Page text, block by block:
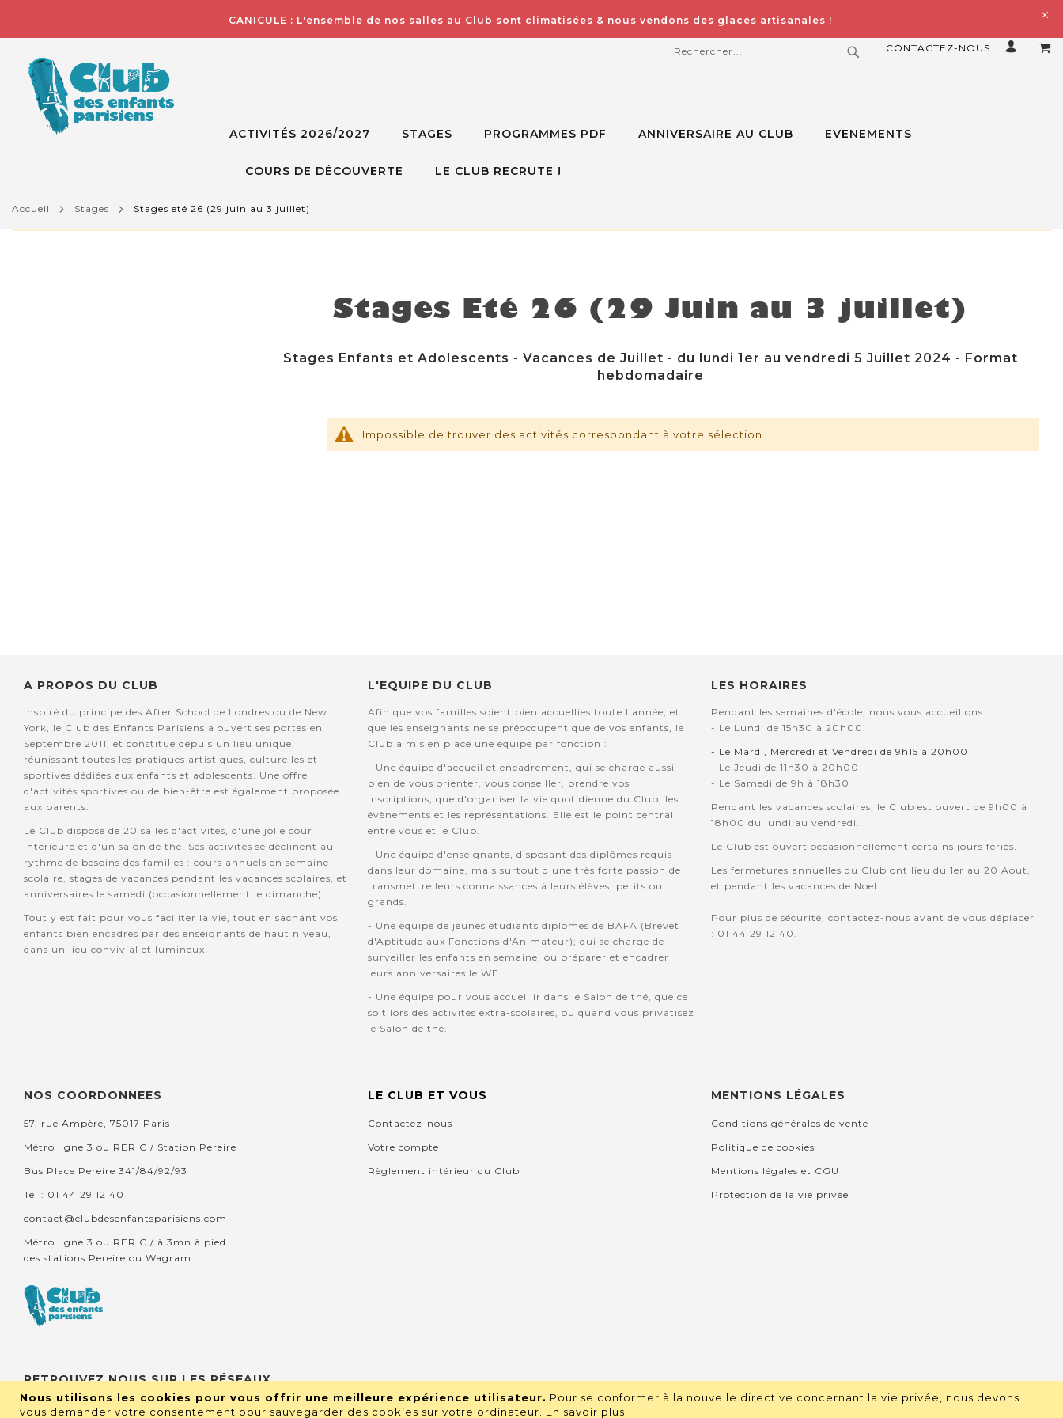
Nous utilisons les cookies pour vous offrir une meilleure expérience utilisateur. Pour se conformer à la nouvelle directive concernant la vie privée, nous devons
vous demander votre consentement pour sauvegarder des cookies sur votre ordinateur. En savoir plus
CANICULE : L'ensemble de nos salles au Club sont climatisées & nous vendons des glaces artisanales !
CONTACTEZ-NOUS
RECHERCHER
ACTIVITÉS 2026/2027 STAGES PROGRAMMES PDF ANNIVERSAIRE AU CLUB EVENEMENTS
COURS DE DÉCOUVERTE LE CLUB RECRUTE !
L'activité que vous essayez de visualiser n'est pas disponible mais voici d'autres options à la place
accueil stages stages eté 26 (29 juin au 3 juillet)
Stages Eté 26 (29 Juin au 3 juillet)
Stages Enfants et Adolescents - Vacances de Juillet - du lundi 1er au vendredi 5 Juillet 2024 - Format
hebdomadaire
Impossible de trouver des activités correspondant à votre sélection.
A PROPOS DU CLUB
Inspiré du principe des After School de Londres ou de New
York, le Club des Enfants Parisiens a ouvert ses portes en
Septembre 2011, et constitue depuis un lieu unique,
réunissant toutes les pratiques artistiques, culturelles et
sportives dédiées aux enfants et adolescents. Une offre
d'activités sportives ou de bien-être est également proposée
aux parents.
Le Club dispose de 20 salles d'activités, d'une jolie cour
intérieure et d'un salon de thé. Ses activités se déclinent au
rythme de besoins des familles : cours annuels en semaine
scolaire, stages de vacances pendant les vacances scolaires, et
anniversaires le samedi (occasionnellement le dimanche).
Tout y est fait pour vous faciliter la vie, tout en sachant vos
enfants bien encadrés par des enseignants de haut niveau,
dans un lieu convivial et lumineux.
L'EQUIPE DU CLUB
Afin que vos familles soient bien accuellies toute l'année, et
que les enseignants ne se préoccupent que de vos enfants, le
Club a mis en place une équipe par fonction :
- Une équipe d'accueil et encadrement, qui se charge aussi
bien de vous orienter, vous conseiller, prendre vos
inscriptions, que d'organiser la vie quotidienne du Club, les
évènements et les représentations. Elle est le point central
entre vous et le Club.
- Une équipe d'enseignants, disposant des diplômes requis
dans leur domaine, mais surtout d'une très forte passion de
transmettre leurs connaissances à leurs élèves, petits ou
grands.
- Une équipe de jeunes étudiants diplômés de BAFA (Brevet
d'Aptitude aux Fonctions d'Animateur); qui se charge de
surveiller les enfants en semaine, ou préparer et encadrer
leurs anniversaires le WE.
- Une équipe pour vous accueillir dans le Salon de thé, que ce
soit lors des activités extra-scolaires, ou quand vous privatisez
le Salon de thé.
LES HORAIRES
Pendant les semaines d'école, nous vous accueillons :
- Le Lundi de 15h30 à 20h00
- Le Mardi, Mercredi et Vendredi de 9h15 à 20h00
- Le Jeudi de 11h30 à 20h00
- Le Samedi de 9h à 18h30
Pendant les vacances scolaires, le Club est ouvert de 9h00 à
18h00 du lundi au vendredi.
Le Club est ouvert occasionnellement certains jours fériés.
Les fermetures annuelles du Club ont lieu du 1er au 20 Aout,
et pendant les vacances de Noel.
Pour plus de sécurité, contactez-nous avant de vous déplacer
: 01 44 29 12 40.
NOS COORDONNEES
57, rue Ampère, 75017 Paris
Métro ligne 3 ou RER C / Station Pereire
Bus Place Pereire 341/84/92/93
Tel : 01 44 29 12 40
contact@clubdesenfantsparisiens.com
Métro ligne 3 ou RER C / à 3mn à pied
des stations Pereire ou Wagram
LE CLUB ET VOUS
Contactez-nous
Votre compte
Règlement intérieur du Club
MENTIONS LÉGALES
Conditions générales de vente
Politique de cookies
Mentions légales et CGU
Protection de la vie privée
RETROUVEZ NOUS SUR LES RÉSEAUX